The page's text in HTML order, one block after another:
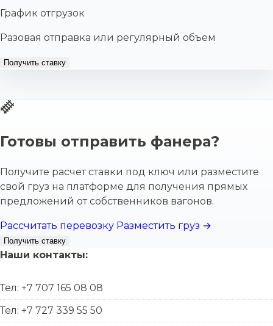
График отгрузок
Разовая отправка или регулярный объем
Получить ставку
Готовы отправить фанера?
Получите расчет ставки под ключ или разместите
свой груз на платформе для получения прямых
предложений от собственников вагонов.
Рассчитать перевозку Разместить груз →
Получить ставку
Наши контакты:
Тел: +7 707 165 08 08
Тел: +7 727 339 55 50